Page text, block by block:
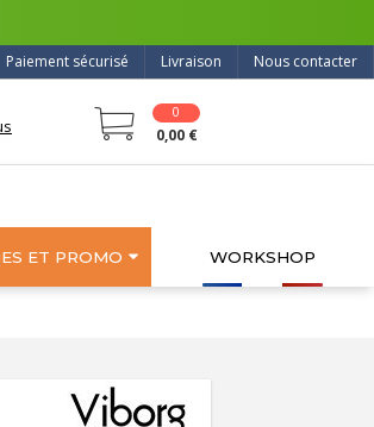
Nous contacter
Livraison
Paiement sécurisé
0
0,00 €
ET PROMO WORKSHOP